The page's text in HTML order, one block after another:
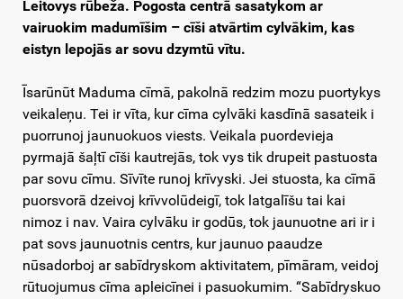
Leitovys rūbeža. Pogosta centrā sasatykom ar
vairuokim madumīšim – cīši atvārtim cylvākim, kas
eistyn lepojās ar sovu dzymtū vītu.
Īsarūnūt Maduma cīmā, pakolnā redzim mozu puortykys
veikaleņu. Tei ir vīta, kur cīma cylvāki kasdīnā sasateik i
puorrunoj jaunuokuos viests. Veikala puordevieja
pyrmajā šaļtī cīši kautrejās, tok vys tik drupeit pastuosta
par sovu cīmu. Sīvīte runoj krīvyski. Jei stuosta, ka cīmā
puorsvorā dzeivoj krīvvolūdeigī, tok latgalīšu tai kai
nimoz i nav. Vaira cylvāku ir godūs, tok jaunuotne ari ir i
pat sovs jaunuotnis centrs, kur jaunuo paaudze
nūsadorboj ar sabīdryskom aktivitatem, pīmāram, veidoj
rūtuojumus cīma apleicīnei i pasuokumim. “Sabīdryskuo